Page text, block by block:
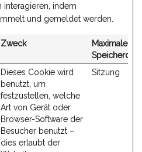
interagieren, indem
und gemeldet werden.
Zweck
Maximale
Dieses Cookie wird
benutzt, um
festzustellen, welche
Art von Gerät oder
Browser-Software der
Besucher benutzt –
dies erlaubt der
Sitzung